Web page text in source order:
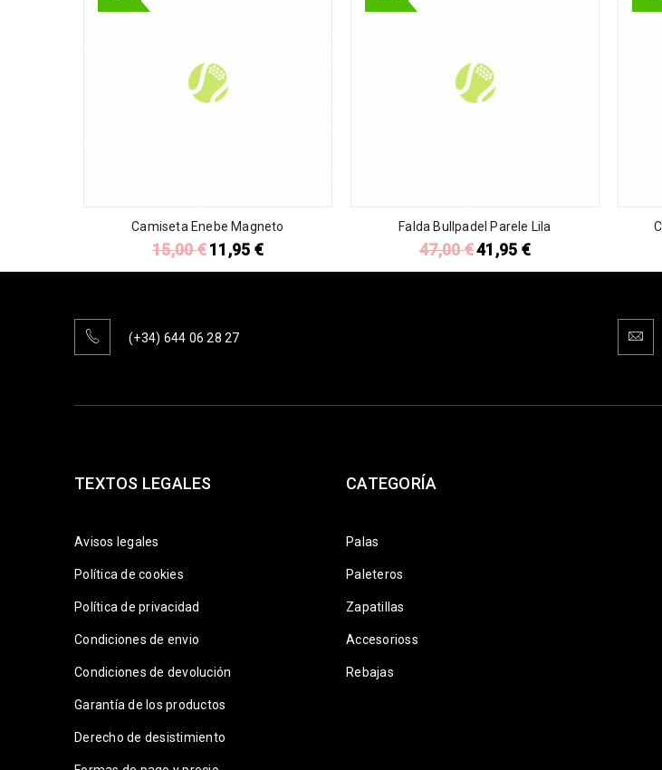
Camiseta Enebe Magneto
15,00€11,95 €
Falda Bullpadel Parele Lila
47,00€41,95 €
(+34) 644 06 28 27
TEXTOS LEGALES
Avisos legales
Política de cookies
Política de privacidad
Condiciones de envio
Condiciones de devolución
Garantía de los productos
Derecho de desistimiento
CATEGORÍA
Palas
Paleteros
Zapatillas
Accesorioss
Rebajas